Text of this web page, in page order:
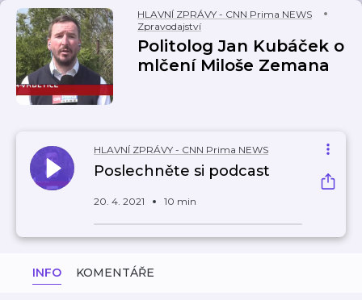
HLAVNÍ ZPRÁVY - CNN Prima NEWS
Zpravodajství
Politolog Jan Kubáček o
mlčení Miloše Zemana
HLAVNÍ ZPRÁVY - CNN Prima NEWS
Poslechněte si podcast
20. 4. 2021 10 min
INFO KOMENTÁŘE